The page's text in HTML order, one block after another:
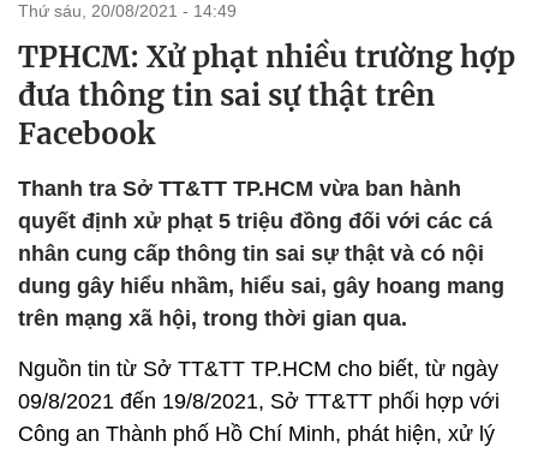
thứ sáu, 20/08/2021 - 14:49
TPHCM: Xử phạt nhiều trường hợp
đưa thông tin sai sự thật trên
Facebook
Thanh tra Sở TT&TT TP.HCM vừa ban hành
quyết định xử phạt 5 triệu đồng đối với các cá
nhân cung cấp thông tin sai sự thật và có nội
dung gây hiểu nhầm, hiểu sai, gây hoang mang
trên mạng xã hội, trong thời gian qua.
Nguồn tin từ Sở TT&TT TP.HCM cho biết, từ ngày
09/8/2021 đến 19/8/2021, Sở TT&TT phối hợp với
Công an Thành phố Hồ Chí Minh, phát hiện, xử lý